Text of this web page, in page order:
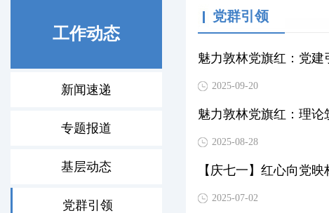
工作动态
新闻速递
专题报道
基层动态
党群引领
党群引领
魅力敦林党旗红：党
2025-09-20
魅力敦林党旗红：理
2025-08-28
【庆七一】红心向党
2025-07-02